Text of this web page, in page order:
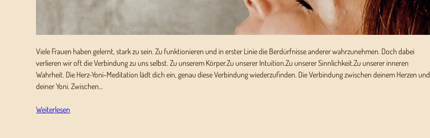
Viele Frauen haben gelernt, stark zu sein. Zu funktionieren und in erster Linie die Berdürfnisse anderer wahrzunehmen. Doch dabei
verlieren wir oft die Verbindung zu uns selbst. Zu unserem Körper.Zu unserer Intuition.Zu unserer Sinnlichkeit.Zu unserer inneren
Wahrheit. Die Herz-Yoni-Meditation lädt dich ein, genau diese Verbindung wiederzufinden. Die Verbindung zwischen deinem Herzen und
deiner Yoni. Zwischen…
Weiterlesen